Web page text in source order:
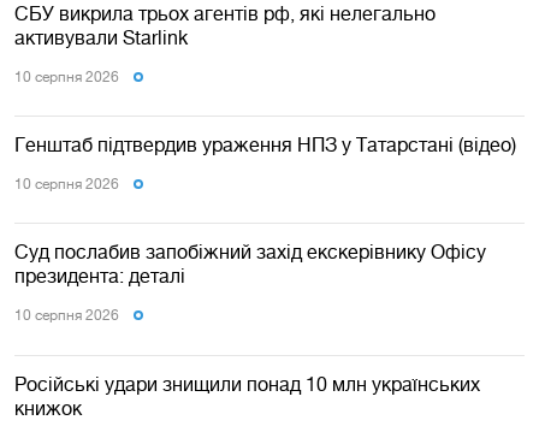
СБУ викрила трьох агентів рф, які нелегально
активували Starlink
10 серпня 2026
Генштаб підтвердив ураження НПЗ у Татарстані (відео)
10 серпня 2026
Суд послабив запобіжний захід екскерівнику Офісу
президента: деталі
10 серпня 2026
Російські удари знищили понад 10 млн українських
книжок